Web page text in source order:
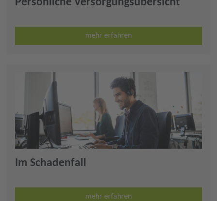
Persönliche Versorgungsübersicht
mehr erfahren
Im Schadenfall
mehr erfahren